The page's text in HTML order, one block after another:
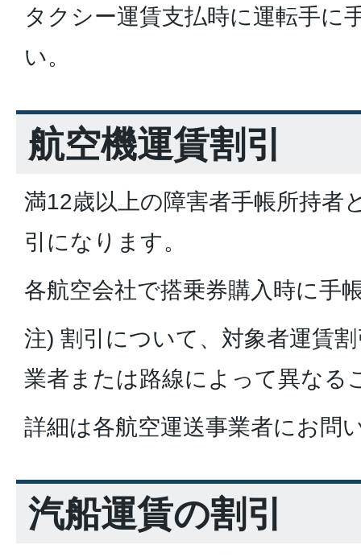
タクシー運賃支払時に運転手に
い。
航空機運賃割引
満12歳以上の障害者手帳所持者
引になります。
各航空会社で搭乗券購入時に手
注) 割引について、対象者運賃
業者または路線によって異なる
詳細は各航空運送事業者にお問
汽船運賃の割引